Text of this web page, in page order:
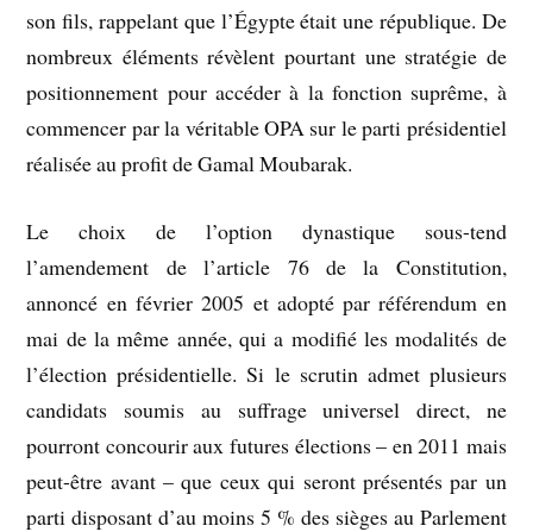
son fils, rappelant que l’Égypte était une république. De
nombreux éléments révèlent pourtant une stratégie de
positionnement pour accéder à la fonction suprême, à
commencer par la véritable OPA sur le parti présidentiel
réalisée au profit de Gamal Moubarak.
Le choix de l’option dynastique sous-tend
l’amendement de l’article 76 de la Constitution,
annoncé en février 2005 et adopté par référendum en
mai de la même année, qui a modifié les modalités de
l’élection présidentielle. Si le scrutin admet plusieurs
candidats soumis au suffrage universel direct, ne
pourront concourir aux futures élections – en 2011 mais
peut-être avant – que ceux qui seront présentés par un
parti disposant d’au moins 5 % des sièges au Parlement